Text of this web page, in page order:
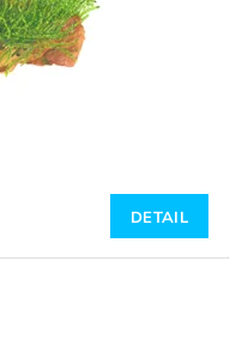
DETAIL